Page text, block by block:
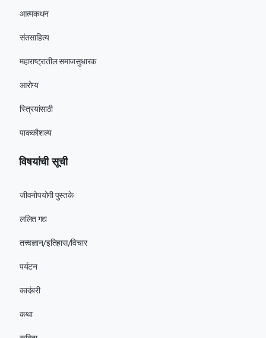
आत्मकथन
संतसाहित्य
महाराष्ट्रातील समाजसुधारक
आरोग्य
स्त्रियांसाठी
पाककौशल्य
विषयांची सूची
जीवनोपयोगी पुस्तके
ललित गद्य
तत्त्वज्ञान/इतिहास/विचार
पर्यटन
कादंबरी
कथा